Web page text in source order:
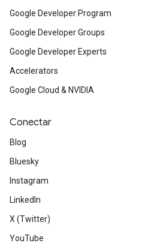
Google Developer Program
Google Developer Groups
Google Developer Experts
Accelerators
Google Cloud & NVIDIA
Conectar
Blog
Bluesky
Instagram
LinkedIn
X (Twitter)
YouTube